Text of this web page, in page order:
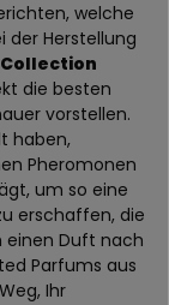
welche
der Herstellung
die besten
vorstellen.
haben,
Pheromonen
um so eine
erschaffen, die
einen Duft nach
Parfums aus
Ihr